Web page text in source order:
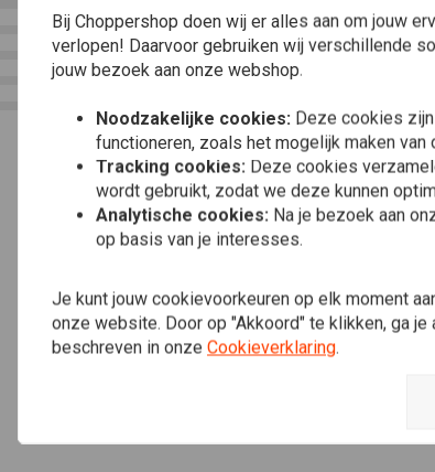
0
0
0
Bij Choppershop doen wij er alles aan om jouw
verlopen! Daarvoor gebruiken wij verschillende
jouw bezoek aan onze webshop.
Noodzakelijke cookies: Deze cookies
functioneren, zoals het mogelijk maken van
Tracking cookies: Deze cookies
wordt gebruikt, zodat we deze kunnen
Analytische cookies: Na je bezoek aan
op basis van je interesses.
Je kunt jouw cookievoorkeuren op elk moment
onze website. Door op "Akkoord" te klikken, ga
beschreven in onze Cookieverklaring.